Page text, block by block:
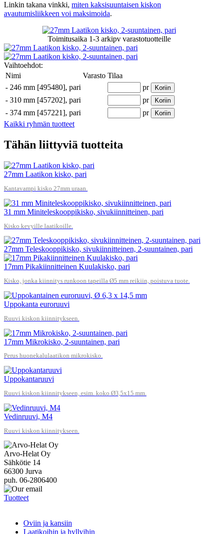
Linkin takana vinkki, miten kaksisuuntaisen kiskon
avautumisliikkeen voi maksimoida.
Toimitusaika 1-3 arkipvvarastotuotteille
Vaihtoehdot:
Nimi
Varasto Tilaa
- 246 mm [495480], pari pr Koriin
- 310 mm [457202], pari pr Koriin
- 374 mm [457221], pari pr Koriin
Kaikki ryhmän tuotteet
Tähän liittyviä tuotteita
27mm Laatikon kisko, pari
Kantavampi kisko 27mm uraan.
31 mm Miniteleskooppikisko, sivukiinnitteinen, pari
Kisko kevyille laatikoille.
27mm Teleskooppikisko, sivukiinnitteinen, 2-suuntainen, pari
17mm Pikakiinnitteinen Kuulakisko, pari
Kisko, jonka kiinnitys runkoon tapeilla Ø5 mm reikiin, poistuva tuote.
Uppokanta euroruuvi
Ruuvi kiskon kiinnitykseen.
17mm Mikrokisko, 2-suuntainen, pari
Perus huonekalulaatikon mikrokisko.
Uppokantaruuvi
Ruuvi kiskon kiinnitykseen, esim. koko Ø3,5x15 mm.
Vedinruuvi, M4
Ruuvi kiskon kiinnitykseen.
Arvo-Helat Oy
Sähkötie 14
66300 Jurva
puh. 06-2806400
Tuotteet
Oviin ja kansiin
Laatikoihin ja hyllyihin